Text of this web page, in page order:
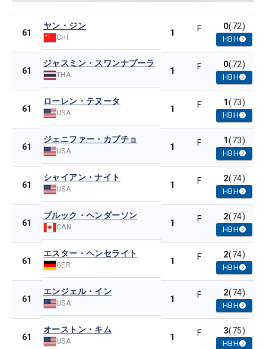
61
ヤン・ジン
CHI 1 F 0(72)
HBH
61
ジャスミン・スワンナプーラ
THA 1 F 0(72)
HBH
61
ローレン・テヌータ
USA 1 F 1(73)
HBH
61
ジェニファー・カプチョ
USA 1 F 1(73)
HBH
61
シャイアン・ナイト
USA 1 F 2(74)
HBH
61
ブルック・ヘンダーソン
CAN 1 F 2(74)
HBH
61
エスター・ヘンセライト
GER 1 F 2(74)
HBH
61
エンジェル・イン
USA 1 F 2(74)
HBH
61
オーストン・キム
USA 1 F 3(75)
HBH